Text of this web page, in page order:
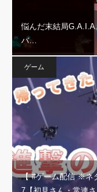
悩んだ末結局
バ…
ゲーム
【 #ゲーム配信 ※ネ